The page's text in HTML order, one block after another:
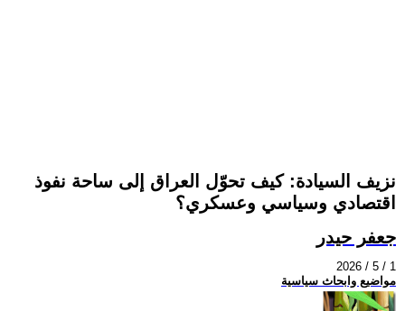
نزيف السيادة: كيف تحوّل العراق إلى ساحة نفوذ
اقتصادي وسياسي وعسكري؟
جعفر حيدر
2026 / 5 / 1
مواضيع وابحاث سياسية